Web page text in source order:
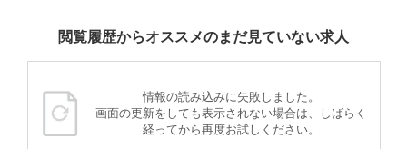
閲覧履歴からオススメのまだ見ていない求人
情報の読み込みに失敗しました。
画面の更新をしても表示されない場合は、しばらく
経ってから再度お試しください。